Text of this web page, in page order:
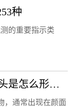
种
的重要指示类
黑头是怎么形成的原因图片（黑头是怎么形成的）
，通常出现在颜面